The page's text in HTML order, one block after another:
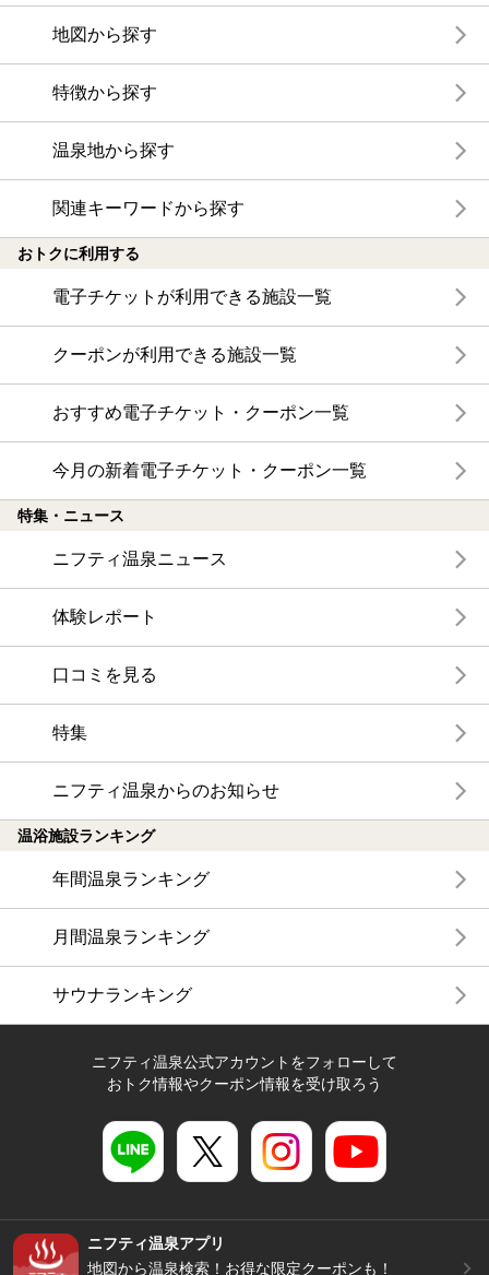
地図から探す
特徴から探す
温泉地から探す
関連キーワードから探す
おトクに利用する
電子チケットが利用できる施設一覧
クーポンが利用できる施設一覧
おすすめ電子チケット・クーポン一覧
今月の新着電子チケット・クーポン一覧
特集・ニュース
ニフティ温泉ニュース
体験レポート
口コミを見る
特集
ニフティ温泉からのお知らせ
温浴施設ランキング
年間温泉ランキング
月間温泉ランキング
サウナランキング
ニフティ温泉公式アカウントをフォローして
おトク情報やクーポン情報を受け取ろう
ニフティ温泉アプリ
地図から温泉検索！お得な限定クーポンも！